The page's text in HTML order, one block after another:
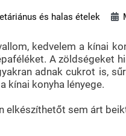
és halas ételek
kedvelem a kínai
A zöldségeket
adnak cukrot is,
kínai konyha lényege.
elkészíthetőt sem árt